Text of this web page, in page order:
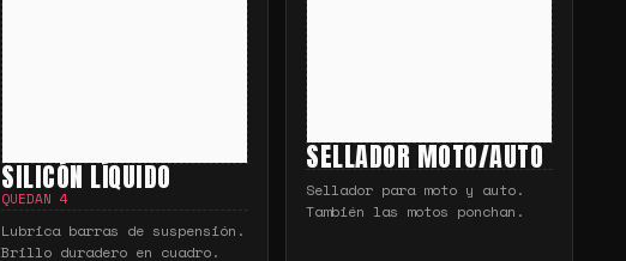
SILICÓN LÍQUIDO
QUEDAN 4
Lubrica barras de suspensión.
Brillo duradero en cuadro.
SELLADOR MOTO/AUTO
Sellador para moto y auto.
También las motos ponchan.